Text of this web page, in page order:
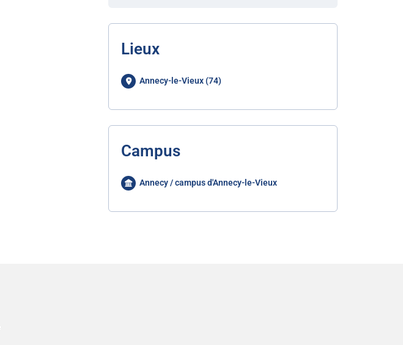
Lieux
Annecy-le-Vieux (74)
Campus
Annecy / campus d'Annecy-le-Vieux